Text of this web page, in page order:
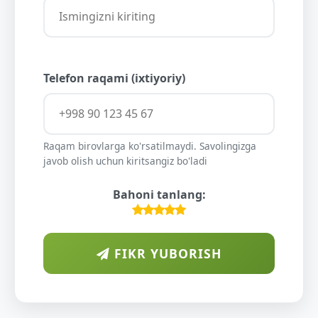
Telefon raqami (ixtiyoriy)
Raqam birovlarga ko'rsatilmaydi. Savolingizga
javob olish uchun kiritsangiz bo'ladi
Bahoni tanlang:
FIKR YUBORISH